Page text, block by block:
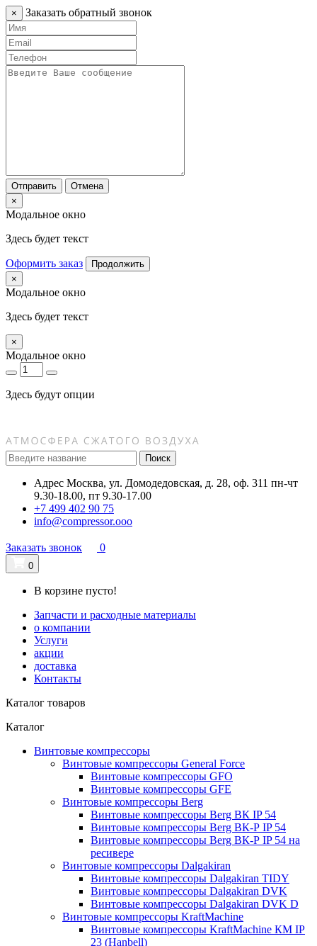
× Заказать обратный звонок
Отправить
Отмена
×
Модальное окно
Здесь будет текст
Оформить заказ
Продолжить
×
Модальное окно
Здесь будет текст
×
Модальное окно
Здесь будут опции
Поиск
Адрес Москва, ул. Домодедовская, д. 28, оф. 311 пн-чт
9.30-18.00, пт 9.30-17.00
+7 499 402 90 75
info@compressor.ooo
Заказать звонок 0
0
В корзине пусто!
Запчасти и расходные материалы
о компании
Услуги
акции
доставка
Контакты
Каталог товаров
Каталог
Винтовые компрессоры
Винтовые компрессоры General Force
Винтовые компрессоры GFO
Винтовые компрессоры GFE
Винтовые компрессоры Berg
Винтовые компрессоры Berg ВК IP 54
Винтовые компрессоры Berg ВК-Р IP 54
Винтовые компрессоры Berg ВК-Р IP 54 на
ресивере
Винтовые компрессоры Dalgakiran
Винтовые компрессоры Dalgakiran TIDY
Винтовые компрессоры Dalgakiran DVK
Винтовые компрессоры Dalgakiran DVK D
Винтовые компрессоры KraftMachine
Винтовые компрессоры KraftMachine КМ IP
23 (Hanbell)